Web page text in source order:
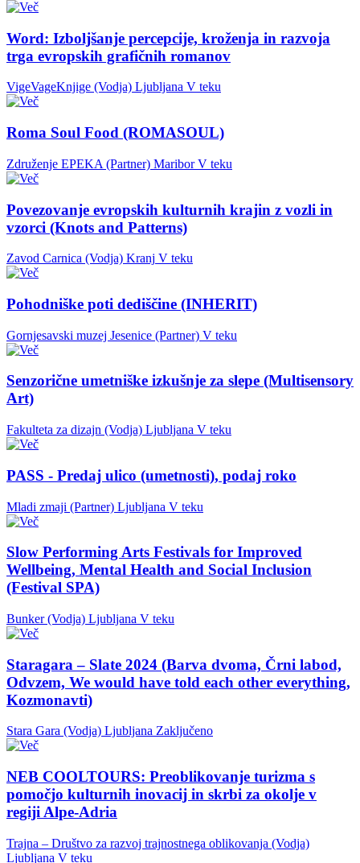
Word: Izboljšanje percepcije, kroženja in razvoja
trga evropskih grafičnih romanov
VigeVageKnjige (Vodja) Ljubljana V teku
Roma Soul Food (ROMASOUL)
Združenje EPEKA (Partner) Maribor V teku
Povezovanje evropskih kulturnih krajin z vozli in
vzorci (Knots and Patterns)
Zavod Carnica (Vodja) Kranj V teku
Pohodniške poti dediščine (INHERIT)
Gornjesavski muzej Jesenice (Partner) V teku
Senzorične umetniške izkušnje za slepe (Multisensory
Art)
Fakulteta za dizajn (Vodja) Ljubljana V teku
PASS - Predaj ulico (umetnosti), podaj roko
Mladi zmaji (Partner) Ljubljana V teku
Slow Performing Arts Festivals for Improved
Wellbeing, Mental Health and Social Inclusion
(Festival SPA)
Bunker (Vodja) Ljubljana V teku
Staragara – Slate 2024 (Barva dvoma, Črni labod,
Odvzem, We would have told each other everything,
Kozmonavti)
Stara Gara (Vodja) Ljubljana Zaključeno
NEB COOLTOURS: Preoblikovanje turizma s
pomočjo kulturnih inovacij in skrbi za okolje v
regiji Alpe-Adria
Trajna – Društvo za razvoj trajnostnega oblikovanja (Vodja)
Ljubljana V teku